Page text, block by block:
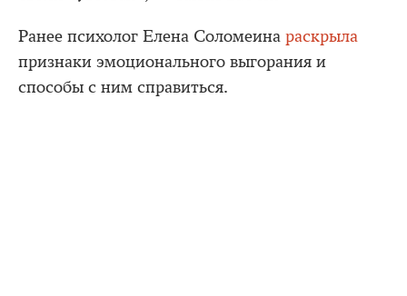
Ранее психолог Елена Соломеина раскрыла
признаки эмоционального выгорания и
способы с ним справиться.